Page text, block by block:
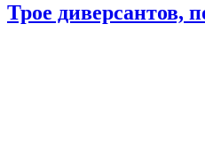
Трое диверсантов,